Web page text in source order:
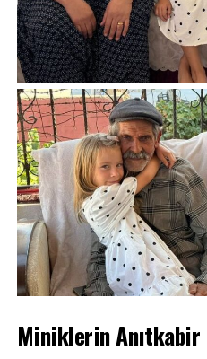
Miniklerin